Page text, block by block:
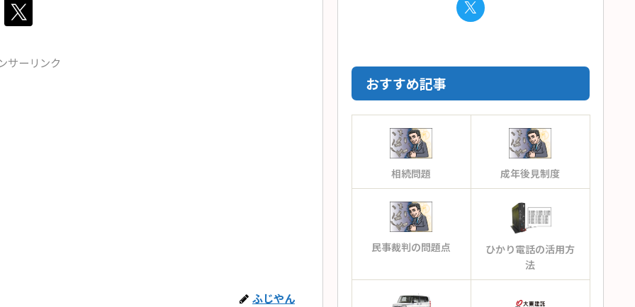
サーリンク
ふじやん
おすすめ記事
相続問題 成年後見制度
民事裁判の問題点
ひかり電話の活用方
法